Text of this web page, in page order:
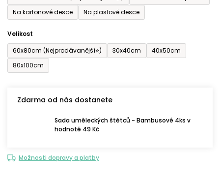
Na kartonové desce
Na plastové desce
Velikost
60x80cm (Nejprodávanější⭐)
30x40cm
40x50cm
80x100cm
Zdarma od nás dostanete
Sada uměleckých štětců - Bambusové 4ks v
hodnotě 49 Kč
Možnosti dopravy a platby